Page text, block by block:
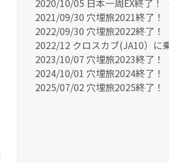
2020/10/05 日本一周EX終了！
2021/09/30 穴埋旅2021終了！
2022/09/30 穴埋旅2022終了！
2022/12 クロスカブ(JA10）に
2023/10/07 穴埋旅2023終了！
2024/10/01 穴埋旅2024終了！
2025/07/02 穴埋旅2025終了！